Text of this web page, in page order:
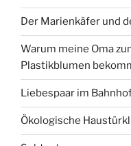
Der Marienkäfer und
Warum meine Oma
Plastikblumen
Liebespaar im
Ökologische